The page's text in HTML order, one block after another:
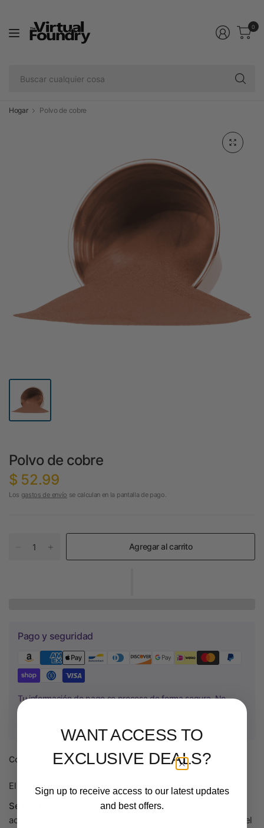
0
Hogar Polvo de cobre
Polvo de cobre
$ 52.99
Los gastos de envío se calculan en la pantalla de pago.
Agregar al carrito
Pago y seguridad
Tu información de pago se procesa de forma segura. No
almacenamos los datos de las tarjetas de crédito ni tenemos
Compartir:
El polvo de cobre
está disponible en tarros de 0,5 kg.
Se usa para:
Infiltración y sinterización en fase líquida en
acero u otros metales con un punto de fusión más alto que el
WANT ACCESS TO
EXCLUSIVE DEALS?
Sign up to receive access to our latest updates
and best offers.